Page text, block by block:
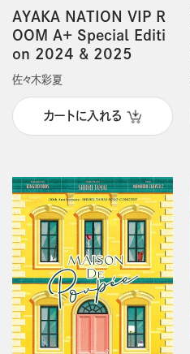
AYAKA NATION VIP R
OOM A+ Special Editi
on 2024 & 2025
佐々木彩夏
カートに入れる